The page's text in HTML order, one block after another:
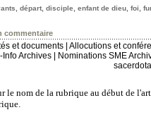
départ, disciple enfant de dieu, foi
commentaire
et documents Allocutions et
Info Archives
Nominations SME
le nom de la rubrique au début de